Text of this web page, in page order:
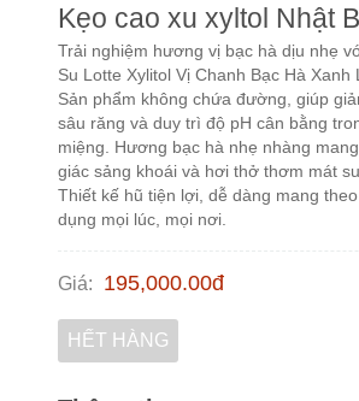
Kẹo cao xu xyltol Nhật
Trải nghiệm hương vị bạc hà dịu nhẹ
Su Lotte Xylitol Vị Chanh Bạc Hà Xanh
Sản phẩm không chứa đường, giúp
sâu răng và duy trì độ pH cân bằng
miệng. Hương bạc hà nhẹ nhàng
giác sảng khoái và hơi thở thơm mát
Thiết kế hũ tiện lợi, dễ dàng mang
dụng mọi lúc, mọi nơi.​
Giá: 195,000.00đ
HẾT HÀNG